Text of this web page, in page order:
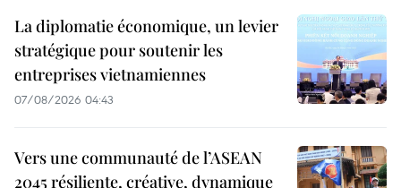
La diplomatie économique, un levier
stratégique pour soutenir les
entreprises vietnamiennes
07/08/2026 04:43
Vers une communauté de l’ASEAN
2045 résiliente, créative, dynamique